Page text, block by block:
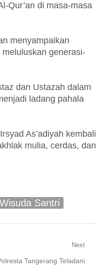
Qur’an di masa-masa
menyampaikan
generasi-
dan Ustazah dalam
ladang pahala
As’adiyah kembali
mulia, cerdas, dan
Santri
Next
Tangerang Teladani